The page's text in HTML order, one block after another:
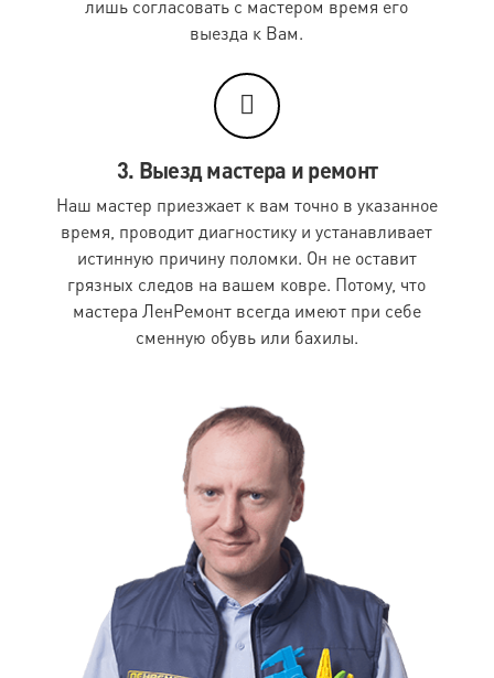
Сумка для экипировки
1200 руб.
Элемент экипировки кож. (шт.)
Экипировкой считаются изделия, имеющие элементы
защиты, - нашиты плотная или рифленая ткань, вшит
слой поролона, а также имеющие встроенные или
съемные пластины, вставки из пены или из
натуральной кожи.
Чистка подушек пух-перо*
Подушка пух-перо 70х70 см
Подушка пух-перо 50х70 см
Подушка пух-перо 65х65 см
Подушка пух-перо 60х60 см
Подушка пух-перо 50х50 см
460 руб.
Подушка пух-перо 45х45 см
460 руб.
лишь согласовать с мастером время его
выезда к Вам.
3. Выезд мастера и ремонт
Наш мастер приезжает к вам точно в указанное
время, проводит диагностику и устанавливает
истинную причину поломки. Он не оставит
грязных следов на вашем ковре. Потому, что
мастера ЛенРемонт всегда имеют при себе
сменную обувь или бахилы.